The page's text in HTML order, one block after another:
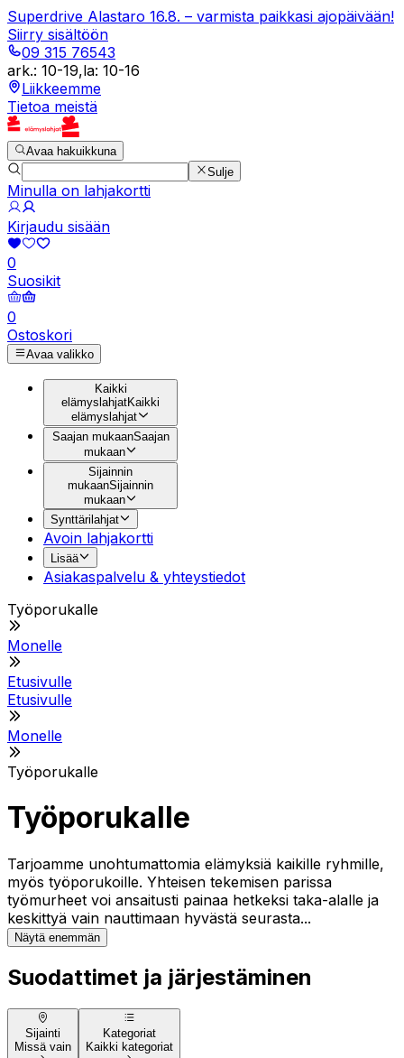
Superdrive Alastaro 16.8. – varmista paikkasi ajopäivään!
Siirry sisältöön
09 315 76543
ark.: 10-19,la: 10-16
Liikkeemme
Tietoa meistä
Avaa hakuikkuna
Sulje
Minulla on lahjakortti
Kirjaudu sisään
0
Suosikit
0
Ostoskori
Avaa valikko
Kaikki
elämyslahjatKaikki
elämyslahjat
Saajan mukaanSaajan
mukaan
Sijainnin
mukaanSijainnin
mukaan
Synttärilahjat
Avoin lahjakortti
Lisää
Asiakaspalvelu & yhteystiedot
Työporukalle
Monelle
Etusivulle
Etusivulle
Monelle
Työporukalle
Työporukalle
Tarjoamme unohtumattomia elämyksiä kaikille ryhmille,
myös työporukoille. Yhteisen tekemisen parissa
työmurheet voi ansaitusti painaa hetkeksi taka-alalle ja
keskittyä vain nauttimaan hyvästä seurasta...
Näytä enemmän
Suodattimet ja järjestäminen
Sijainti
Missä vain
Kategoriat
Kaikki kategoriat